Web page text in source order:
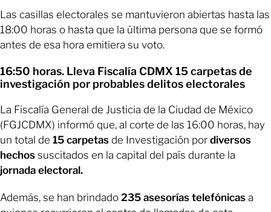
Las casillas electorales se mantuvieron abiertas hasta las
18:00 horas o hasta que la última persona que se formó
antes de esa hora emitiera su voto.
16:50 horas. Lleva Fiscalía CDMX 15 carpetas de
investigación por probables delitos electorales
La Fiscalía General de Justicia de la Ciudad de México
(FGJCDMX) informó que, al corte de las 16:00 horas, hay
un total de 15 carpetas de Investigación por diversos
hechos suscitados en la capital del país durante la
jornada electoral.
Además, se han brindado 235 asesorías telefónicas a